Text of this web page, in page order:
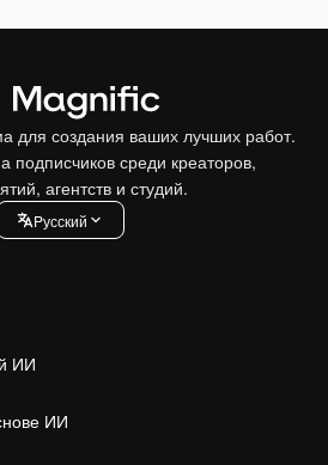
для создания ваших лучших работ.
подписчиков среди креаторов,
агентств и студий.
Pусский
ИИ
ИИ